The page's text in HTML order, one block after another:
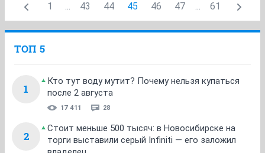
1 ... 43 44 45 46 47 ... 61
ТОП 5
1
Кто тут воду мутит? Почему нельзя купаться
после 2 августа
17 411 28
2
Стоит меньше 500 тысяч: в Новосибирске на
торги выставили серый Infiniti — его заложил